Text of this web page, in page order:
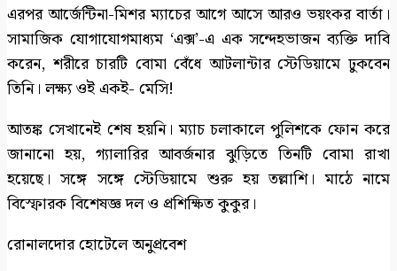
এরপর আর্জেন্টিনা-মিশর ম্যাচের আগে আসে আরও ভয়ংকর বার্তা।
সামাজিক যোগাযোগমাধ্যম ‘এক্স’-এ এক সন্দেহভাজন ব্যক্তি দাবি
করেন, শরীরে চারটি বোমা বেঁধে আটলান্টার স্টেডিয়ামে ঢুকবেন
তিনি। লক্ষ্য ওই একই- মেসি!
আতঙ্ক সেখানেই শেষ হয়নি। ম্যাচ চলাকালে পুলিশকে ফোন করে
জানানো হয়, গ্যালারির আবর্জনার ঝুড়িতে তিনটি বোমা রাখা
হয়েছে। সঙ্গে সঙ্গে স্টেডিয়ামে শুরু হয় তল্লাশি। মাঠে নামে
বিস্ফোরক বিশেষজ্ঞ দল ও প্রশিক্ষিত কুকুর।
রোনালদোর হোটেলে অনুপ্রবেশ